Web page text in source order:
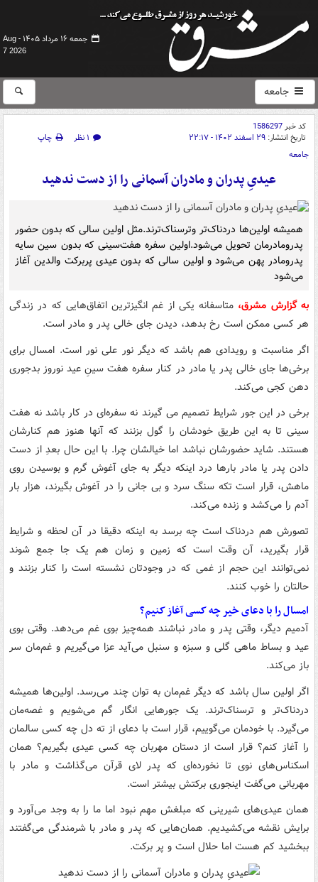
جمعه ۱۶ مرداد ۱۴۰۵ -
Aug
7 2026
جامعه
کد خبر1586297
تاریخ انتشار: ۲۹ اسفند ۱۴۰۲ - ۲۲:۱۷ ۱ نظر
چاپ
جامعه
عیدیِ پدران‌ و مادران آسمانی را از دست ندهید
همیشه اولین‌ها دردناک‌تر وترسناک‌ترند.مثل اولین سالی که بدون حضور
پدرومادرمان تحویل می‌شود.اولین سفره هفت‌سینی که بدون سین سایه
پدرومادر پهن‌ می‌شود و اولین سالی که بدون عیدی پربرکت والدین آغاز
می‌شود
به گزارش مشرق، متاسفانه یکی از غم انگیزترین اتفاق‌هایی که در زندگی
هر کسی ممکن است رخ بدهد، دیدن جای خالی پدر و مادر است.
اگر مناسبت و رویدادی هم باشد که دیگر نور علی نور است. امسال برای
برخی‌ها جای خالی پدر یا مادر در کنار سفره هفت سینِ عید نوروز بدجوری
دهن کجی می‌کند.
برخی در این جور شرایط تصمیم می گیرند نه سفره‌ای در کار باشد نه هفت
سینی تا به این طریق خودشان را گول بزنند که آنها هنوز هم کنارشان
هستند. شاید حضورشان نباشد اما خیالشان چرا. با این حال بعدِ از دست
دادن پدر یا مادر بارها درد اینکه دیگر به جای آغوش گرم و بوسیدن روی
ماهش، قرار است تکه سنگ سرد و بی جانی را در آغوش بگیرند، هزار بار
آدم را می‌کشد و زنده‌ می‌کند.
تصورش هم دردناک است چه برسد به اینکه دقیقا در آن لحظه و شرایط
قرار بگیرید، آن وقت است که زمین و زمان هم یک جا جمع شوند
نمی‌توانند این حجم از غمی که در وجودتان نشسته است را کنار بزنند و
حالتان را خوب کنند.
امسال را با دعای خیر چه کسی آغاز کنیم؟
آدمیم دیگر، وقتی پدر و مادر نباشند همه‌چیز بوی غم می‌دهد. وقتی بوی
عید و بساط ماهی گلی و سبزه و سنبل می‌آید عزا می‌گیریم و غم‌مان سر
باز می‌کند.
اگر اولین سال باشد که دیگر غم‌مان به توان چند می‌رسد. اولین‌ها همیشه
دردناک‌تر و ترسناک‌ترند. یک جورهایی انگار گم می‌شویم و غصه‌مان
می‌گیرد. با خودمان می‌گوییم، قرار است با دعای از ته دل چه کسی سالمان
را آغاز کنم؟ قرار است از دستان مهربان چه کسی عیدی بگیریم؟ همان
اسکناس‌های نوی تا نخورده‌ای که پدر لای قرآن می‌گذاشت و مادر با
مهربانی می‌گفت اینجوری برکتش بیشتر است.
همان عیدی‌های شیرینی که مبلغش مهم نبود اما ما را به وجد می‌آورد و
برایش نقشه می‌کشیدیم. همان‌هایی که پدر و مادر با شرمندگی می‌گفتند
ببخشید کم هست اما حلال است و پر برکت.